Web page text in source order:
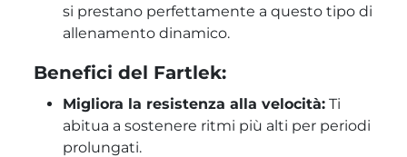
si prestano perfettamente a questo tipo di
allenamento dinamico.
Benefici del Fartlek:
Migliora la resistenza alla velocità: Ti
abitua a sostenere ritmi più alti per periodi
prolungati.